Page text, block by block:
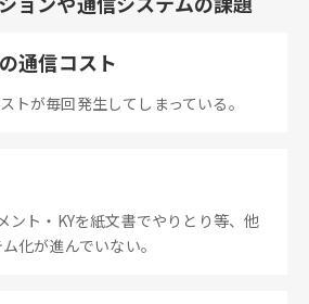
通信コスト
トが毎回発生してしまっている。
ント・KYを紙文書でやりとり等、他
化が進んでいない。